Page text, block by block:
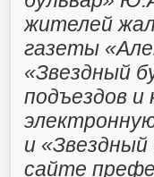
жителей
газеты
«Звездный
подъездов
и
сайте